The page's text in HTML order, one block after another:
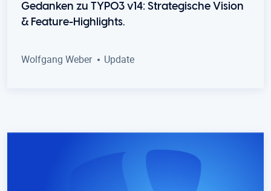
Gedanken zu TYPO3 v14: Strategische Vision
& Feature-Highlights.
Wolfgang Weber Update